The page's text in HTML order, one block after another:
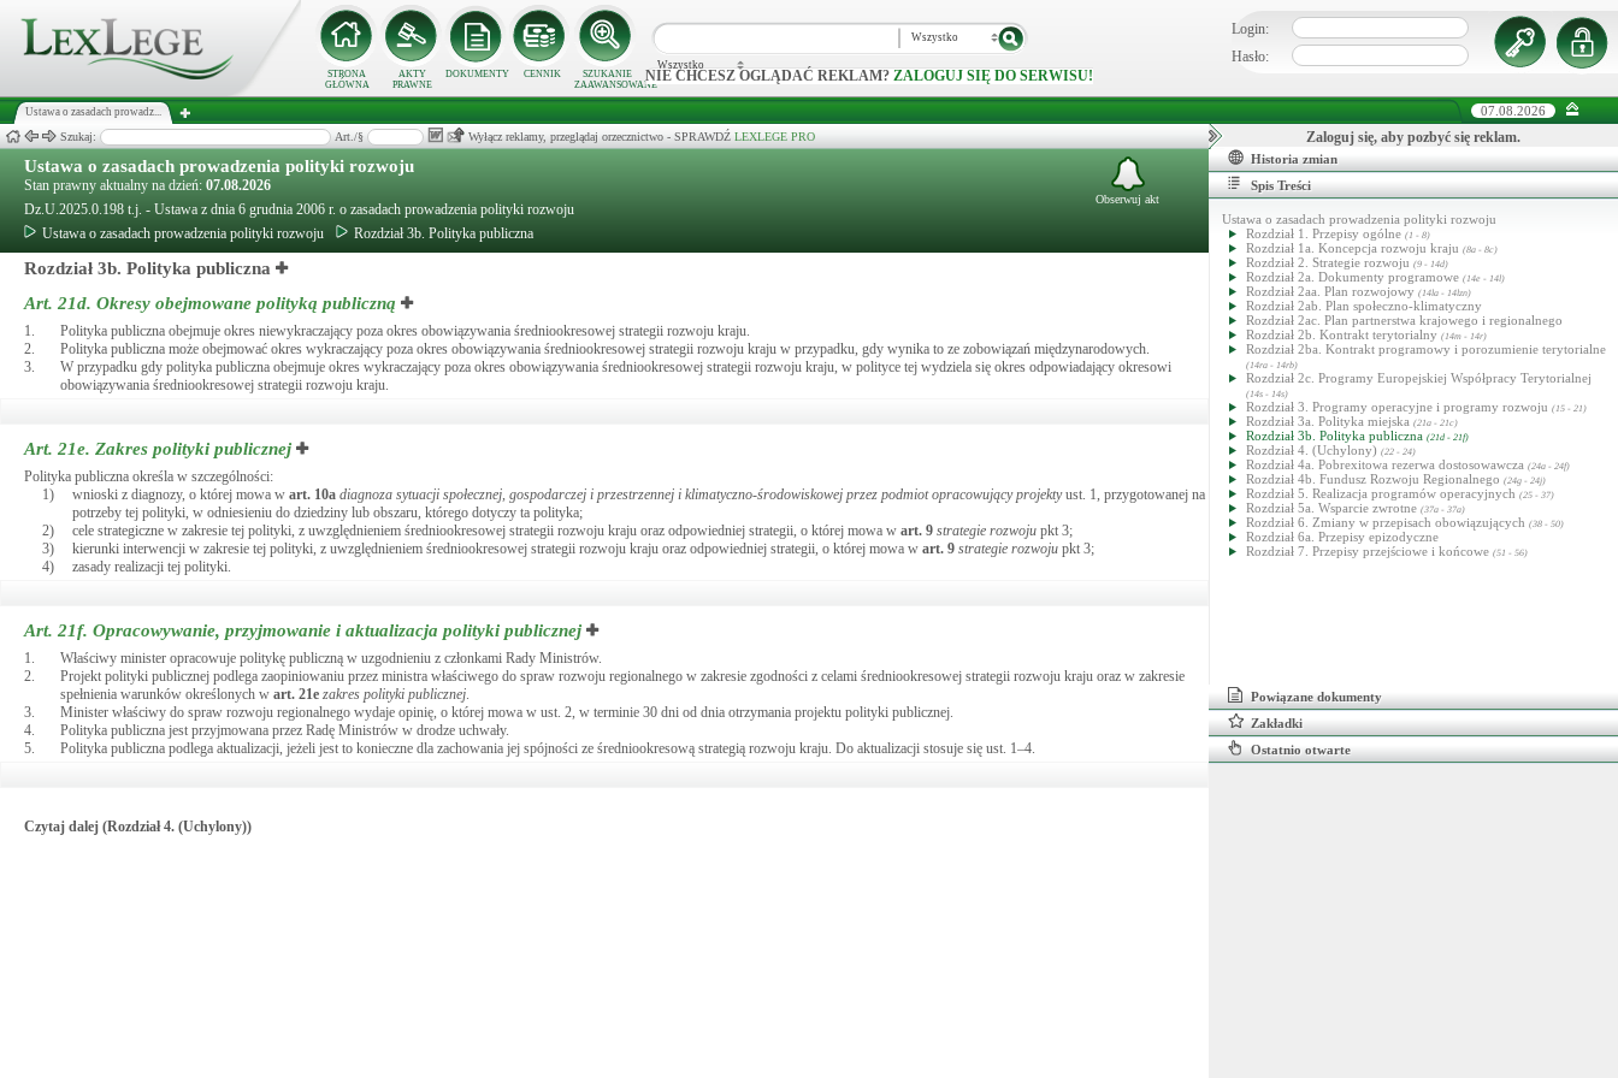
STRONA
GŁÓWNA
AKTY
PRAWNE
DOKUMENTY CENNIK
SZUKANIE
ZAAWANSOWANE
Wszystko
Wszystko
NIE CHCESZ OGLĄDAĆ REKLAM? ZALOGUJ SIĘ DO SERWISU!
Login:
Hasło:
Ustawa o zasadach prowadz... 07.08.2026
Szukaj: Art./§ Wyłącz reklamy, przeglądaj orzecznictwo - SPRAWDŹ LEXLEGE PRO
Ustawa o zasadach prowadzenia polityki rozwoju
Stan prawny aktualny na dzień: 07.08.2026
Dz.U.2025.0.198 t.j. - Ustawa z dnia 6 grudnia 2006 r. o zasadach prowadzenia polityki rozwoju
Ustawa o zasadach prowadzenia polityki rozwoju
Rozdział 3b. Polityka publiczna
Obserwuj akt
Rozdział 3b. Polityka publiczna
Art. 21d. Okresy obejmowane polityką publiczną
1.
Polityka publiczna obejmuje okres niewykraczający poza okres obowiązywania średniookresowej strategii rozwoju kraju.
2.
Polityka publiczna może obejmować okres wykraczający poza okres obowiązywania średniookresowej strategii rozwoju kraju w przypadku, gdy wynika to ze zobowiązań międzynarodowych.
3.
W przypadku gdy polityka publiczna obejmuje okres wykraczający poza okres obowiązywania średniookresowej strategii rozwoju kraju, w polityce tej wydziela się okres odpowiadający okresowi
obowiązywania średniookresowej strategii rozwoju kraju.
Art. 21e. Zakres polityki publicznej
Polityka publiczna określa w szczególności:
1)
wnioski z diagnozy, o której mowa w art. 10a diagnoza sytuacji społecznej, gospodarczej i przestrzennej i klimatyczno-środowiskowej przez podmiot opracowujący projektyust. 1, przygotowanej na
potrzeby tej polityki, w odniesieniu do dziedziny lub obszaru, którego dotyczy ta polityka;
2)
cele strategiczne w zakresie tej polityki, z uwzględnieniem średniookresowej strategii rozwoju kraju oraz odpowiedniej strategii, o której mowa w art. 9 strategie rozwoju pkt 3;
3)
kierunki interwencji w zakresie tej polityki, z uwzględnieniem średniookresowej strategii rozwoju kraju oraz odpowiedniej strategii, o której mowa w art. 9 strategie rozwoju pkt 3;
4)
zasady realizacji tej polityki.
Art. 21f. Opracowywanie, przyjmowanie i aktualizacja polityki publicznej
1.
Właściwy minister opracowuje politykę publiczną w uzgodnieniu z członkami Rady Ministrów.
2.
Projekt polityki publicznej podlega zaopiniowaniu przez ministra właściwego do spraw rozwoju regionalnego w zakresie zgodności z celami średniookresowej strategii rozwoju kraju oraz w zakresie
spełnienia warunków określonych w art. 21e zakres polityki publicznej.
3.
Minister właściwy do spraw rozwoju regionalnego wydaje opinię, o której mowa w ust. 2, w terminie 30 dni od dnia otrzymania projektu polityki publicznej.
4.
Polityka publiczna jest przyjmowana przez Radę Ministrów w drodze uchwały.
5.
Polityka publiczna podlega aktualizacji, jeżeli jest to konieczne dla zachowania jej spójności ze średniookresową strategią rozwoju kraju. Do aktualizacji stosuje się ust. 1–4.
Czytaj dalej (Rozdział 4. (Uchylony))
Zaloguj się, aby pozbyć się reklam.
Historia zmian
Spis Treści
Ustawa o zasadach prowadzenia polityki rozwoju
Rozdział 1. Przepisy ogólne (1 - 8)
Rozdział 1a. Koncepcja rozwoju kraju (8a - 8c)
Rozdział 2. Strategie rozwoju (9 - 14d)
Rozdział 2a. Dokumenty programowe (14e - 14l)
Rozdział 2aa. Plan rozwojowy (14la - 14lzn)
Rozdział 2ab. Plan społeczno-klimatyczny
Rozdział 2ac. Plan partnerstwa krajowego i regionalnego
Rozdział 2b. Kontrakt terytorialny (14m - 14r)
Rozdział 2ba. Kontrakt programowy i porozumienie terytorialne
(14ra - 14rb)
Rozdział 2c. Programy Europejskiej Współpracy Terytorialnej
(14s - 14s)
Rozdział 3. Programy operacyjne i programy rozwoju (15 - 21)
Rozdział 3a. Polityka miejska (21a - 21c)
Rozdział 3b. Polityka publiczna (21d - 21f)
Rozdział 4. (Uchylony) (22 - 24)
Rozdział 4a. Pobrexitowa rezerwa dostosowawcza (24a - 24f)
Rozdział 4b. Fundusz Rozwoju Regionalnego (24g - 24j)
Rozdział 5. Realizacja programów operacyjnych (25 - 37)
Rozdział 5a. Wsparcie zwrotne (37a - 37a)
Rozdział 6. Zmiany w przepisach obowiązujących (38 - 50)
Rozdział 6a. Przepisy epizodyczne
Rozdział 7. Przepisy przejściowe i końcowe (51 - 56)
Powiązane dokumenty
Zakładki
Ostatnio otwarte